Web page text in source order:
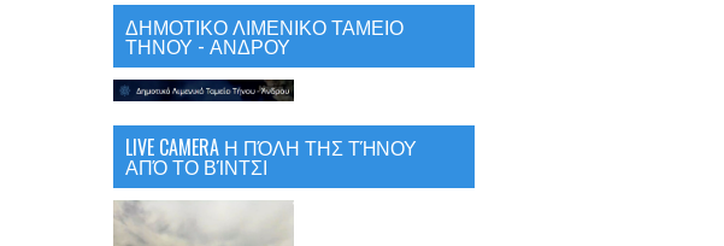
ΔΗΜΟΤΙΚΟ ΛΙΜΕΝΙΚΟ ΤΑΜΕΙΟ
ΤΗΝΟΥ - ΑΝΔΡΟΥ
LIVE CAMERA Η ΠΌΛΗ ΤΗΣ ΤΉΝΟΥ
ΑΠΌ ΤΟ ΒΊΝΤΣΙ